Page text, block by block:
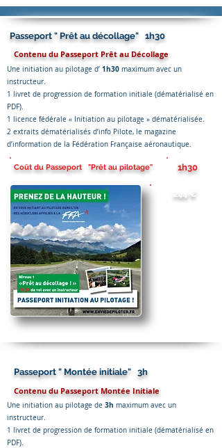
Passeport " Prêt au décollage" 1h30
Contenu du Passeport Prêt au Décollage
Une initiation au pilotage d’ 1h30 maximum avec un
instructeur.
1 livret de progression de formation initiale (dématérialisé en
PDF).
1 licence fédérale « Initiation au pilotage » dématérialisée.
2 extraits dématérialisés d’info Pilote, le magazine
d’information de la Fédération Française aéronautique.
Coût du Passeport "Prêt au pilotage" 1h30
244 €
Passeport " Montée initiale" 3h
Contenu du Passeport Montée Initiale
Une initiation au pilotage de 3h maximum avec un
instructeur.
1 livret de progression de formation initiale (dématérialisé en
PDF).